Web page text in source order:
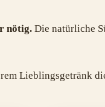
nötig. Die natürliche
Lieblingsgetränk